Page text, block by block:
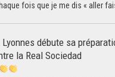
fois que je me dis « aller
Lyonnes débute sa
la Real Sociedad